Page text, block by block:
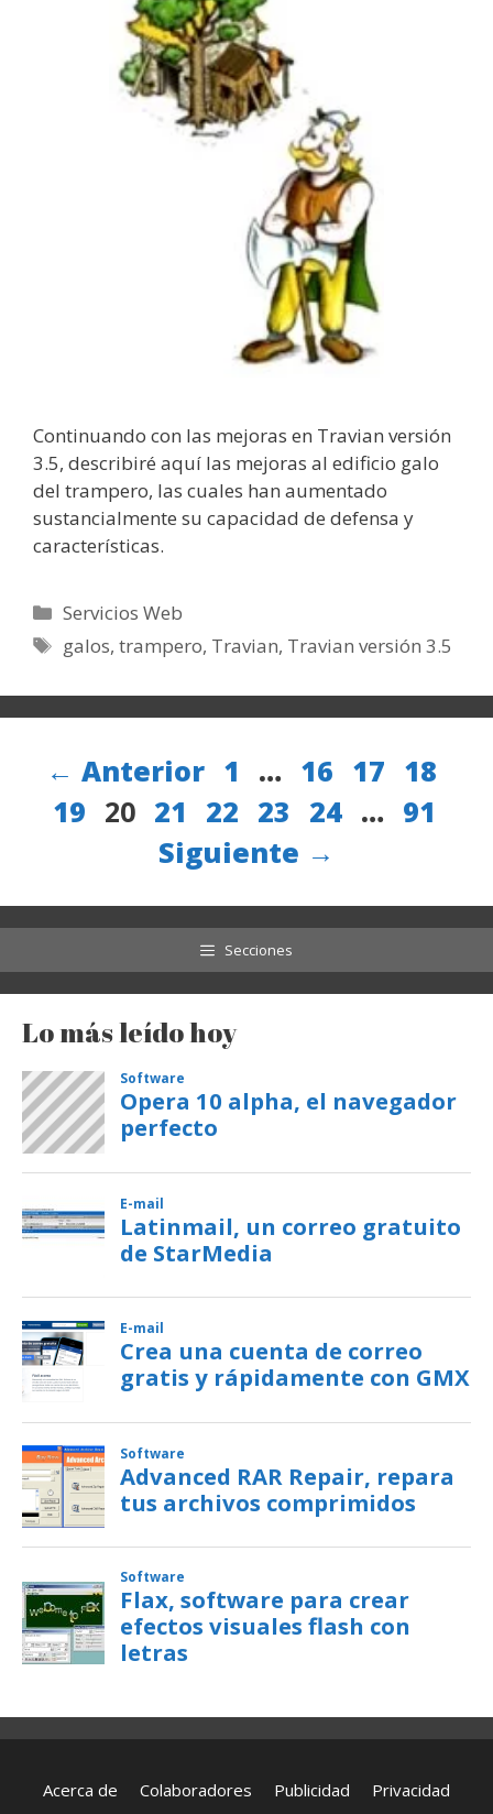
Continuando con las mejoras en Travian versión
3.5, describiré aquí las mejoras al edificio galo
del trampero, las cuales han aumentado
sustancialmente su capacidad de defensa y
características.
Categorías
Servicios Web
Etiquetas
galos,trampero, Travian, Travian versión 3.5
← Anterior Página
1 … Página
16 Página
17 18
19 Página
20 Página
21 Página
22 Página
23 Página
24 … 91
Siguiente →
Secciones
Lo más leído hoy
Acerca de Colaboradores Publicidad
Privacidad